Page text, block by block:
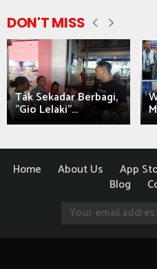
DON'T MISS
Tak Sekadar Berbagi,
"Gio Lelaki"...
Home About Us App
Blog